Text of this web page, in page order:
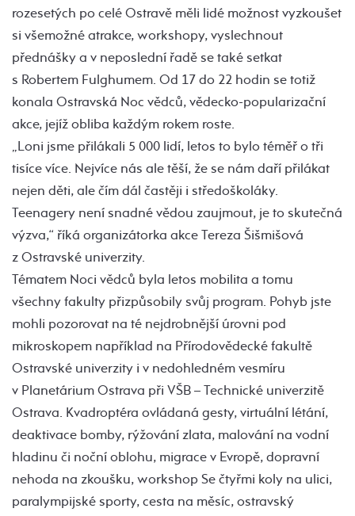
rozesetých po celé Ostravě měli lidé možnost vyzkoušet
si všemožné atrakce, workshopy, vyslechnout
přednášky a v neposlední řadě se také setkat
s Robertem Fulghumem. Od 17 do 22 hodin se totiž
konala Ostravská Noc vědců, vědecko-popularizační
akce, jejíž obliba každým rokem roste.
„Loni jsme přilákali 5 000 lidí, letos to bylo téměř o tři
tisíce více. Nejvíce nás ale těší, že se nám daří přilákat
nejen děti, ale čím dál častěji i středoškoláky.
Teenagery není snadné vědou zaujmout, je to skutečná
výzva,“ říká organizátorka akce Tereza Šišmišová
z Ostravské univerzity.
Tématem Noci vědců byla letos mobilita a tomu
všechny fakulty přizpůsobily svůj program. Pohyb jste
mohli pozorovat na té nejdrobnější úrovni pod
mikroskopem například na Přírodovědecké fakultě
Ostravské univerzity i v nedohledném vesmíru
v Planetárium Ostrava při VŠB – Technické univerzitě
Ostrava. Kvadroptéra ovládaná gesty, virtuální létání,
deaktivace bomby, rýžování zlata, malování na vodní
hladinu či noční oblohu, migrace v Evropě, dopravní
nehoda na zkoušku, workshop Se čtyřmi koly na ulici,
paralympijské sporty, cesta na měsíc, ostravský